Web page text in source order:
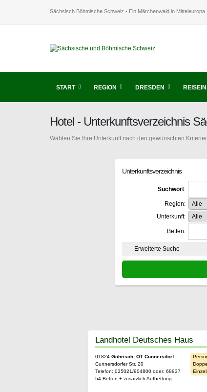
Sächsisch Böhmische Schweiz - Ein Märchenwald in Mitteleuropa
START REGION DRESDEN
Hotel - Unterkunftsverzeichnis
Wählen Sie Ihre Unterkunft nach den gewünschten
Unterkunftsverzeichnis
Suchwort:
Region:
Unterkunft:
Betten:
Erweiterte Suche
Landhotel Deutsches Haus
01824 Gohrisch, OT Cunnersdorf
Cunnersdorfer Str. 20
Telefon: 035021/904800 oder: 68937
54 Betten + zusätzlich Aufbettung